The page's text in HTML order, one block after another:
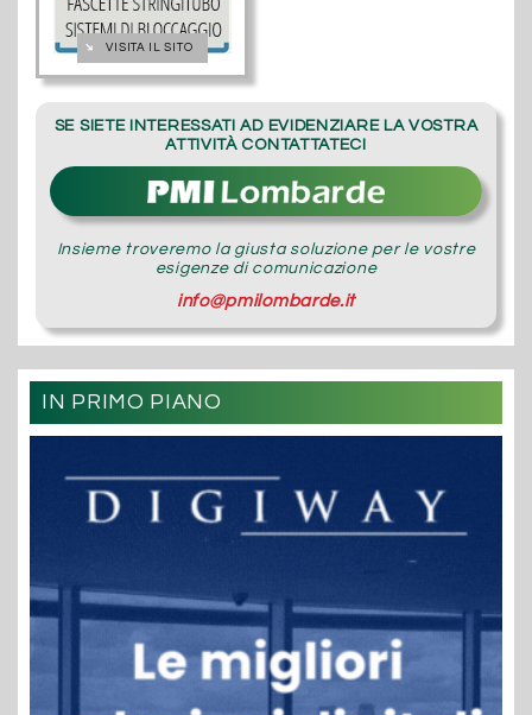
➔ VISITA IL SITO
SE SIETE INTERESSATI AD EVIDENZIARE LA VOSTRA
ATTIVITÀ CONTATTATECI
Insieme troveremo la giusta soluzione per le vostre
esigenze di comunicazione
info@pmilombarde.it
IN PRIMO PIANO